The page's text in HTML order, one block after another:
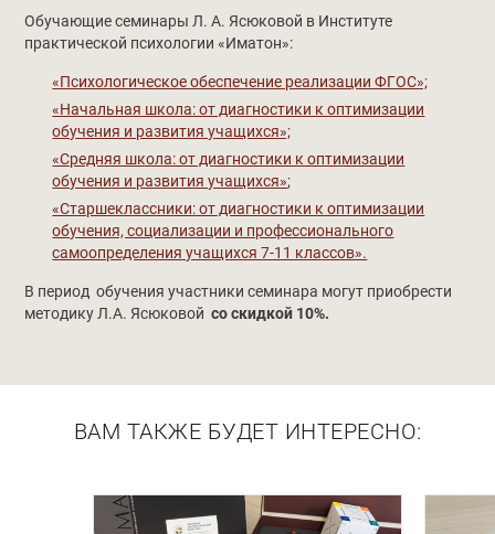
Обучающие семинары Л. А. Ясюковой в Институте
практической психологии «Иматон»:
«Психологическое обеспечение реализации ФГОС»;
«Начальная школа: от диагностики к оптимизации
обучения и развития учащихся»;
«Средняя школа: от диагностики к оптимизации
обучения и развития учащихся»;
«Старшеклассники: от диагностики к оптимизации
обучения, социализации и профессионального
самоопределения учащихся 7-11 классов».
В период обучения участники семинара могут приобрести
методику Л.А. Ясюковойсо скидкой 10%.
ВАМ ТАКЖЕ БУДЕТ ИНТЕРЕСНО: